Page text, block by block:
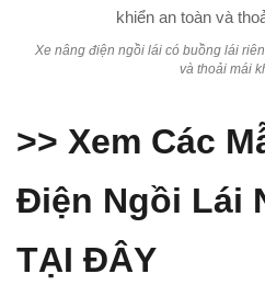
Xe nâng điện ngồi lái có buồng lái
và thoải mái
>> Xem Các
Điện Ngồi Lái
TẠI ĐÂY